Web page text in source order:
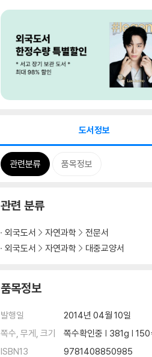
도서정보
관련분류 품목정보
관련 분류
외국도서 자연과학
전문서
외국도서
자연과학 대중교양서
품목정보
발행일
2014년 04월 10일
쪽수, 무게, 크기
쪽수확인중 | 381g |
ISBN13
9781408850985